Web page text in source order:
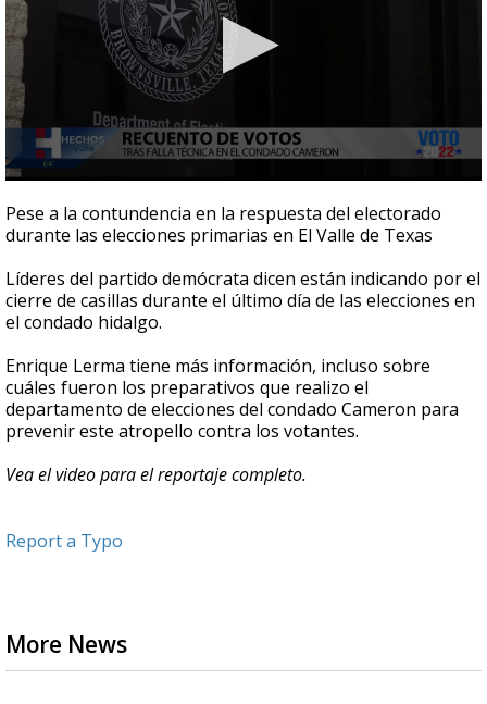
seconds
of
2
56
seconds
Pese a la contundencia en la respuesta del electorado
durante las elecciones primarias en El Valle de Texas
Líderes del partido demócrata dicen están indicando por el
cierre de casillas durante el último día de las elecciones en
el condado hidalgo.
Enrique Lerma tiene más información, incluso sobre
cuáles fueron los preparativos que realizo el
departamento de elecciones del condado Cameron para
prevenir este atropello contra los votantes.
Vea el video para el reportaje completo.
Report a Typo
More News